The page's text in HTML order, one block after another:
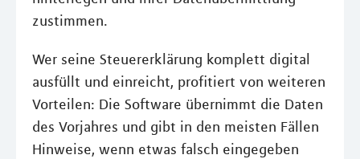
zustimmen.
Wer seine Steuererklärung komplett digital
ausfüllt und einreicht, profitiert von weiteren
Vorteilen: Die Software übernimmt die Daten
des Vorjahres und gibt in den meisten Fällen
Hinweise, wenn etwas falsch eingegeben